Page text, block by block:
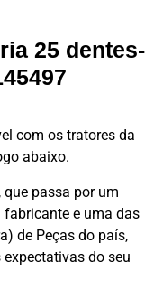
25 dentes-
com os tratores da
abaixo.
passa por um
e uma das
de Peças do país,
do seu